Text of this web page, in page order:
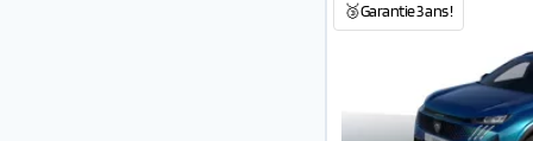
🥉Garantie 3 ans !